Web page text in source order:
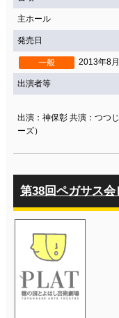
主ホール
発売日
一般 2013年8
出演者等
出演：神保彰 共演：つつ
ーズ）
第38回ペガサス